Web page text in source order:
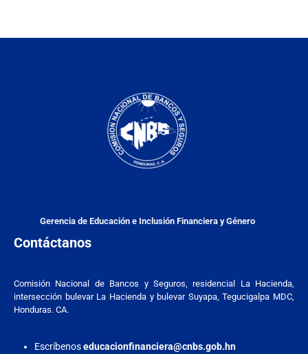
Gerencia de Educación e Inclusión Financiera y Género
Contáctanos
Comisión Nacional de Bancos y Seguros, residencial La Hacienda,
intersección bulevar La Hacienda y bulevar Suyapa, Tegucigalpa MDC,
Honduras. CA.
Escríbenoseducacionfinanciera@cnbs.gob.hn